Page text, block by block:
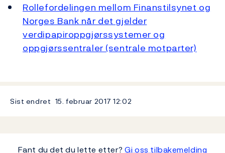
Rollefordelingen mellom Finanstilsynet og
Norges Bank når det gjelder
verdipapiroppgjørssystemer og
oppgjørssentraler (sentrale motparter)
Sist endret 15. februar 201712:02
Fant du det du lette etter?Gi oss tilbakemelding